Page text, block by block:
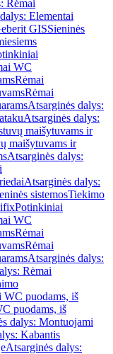
Rėmai
Elementai
GISSieninės
WC
Rėmai
Rėmai
Atsarginės dalys:
Atsarginės dalys:
maišytuvams ir
maišytuvams ir
Atsarginės dalys:
Atsarginės dalys:
sistemosTiekimo
Potinkiniai
WC
Rėmai
Rėmai
Atsarginės dalys:
Rėmai
puodams, iš
puodams, iš
dalys: Montuojami
Kabantis
Atsarginės dalys: